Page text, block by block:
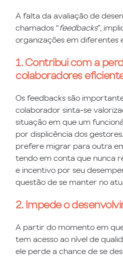
A falta da avaliação de
chamados “feedbacks”,
organizações em diferentes
1. Contribui com a
colaboradores
Os feedbacks são
colaborador sinta-se
situação em que um
por displicência dos
prefere migrar para outra
tendo em conta que nunca
e incentivo por seu
questão de se manter no
2. Impede o
A partir do momento em
tem acesso ao nível de
ele perde a chance de se